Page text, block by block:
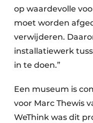
op waardevolle
moet worden
verwijderen.
installatiewerk
in te doen.”
Een museum is
voor Marc Thewis
WeThink was dit